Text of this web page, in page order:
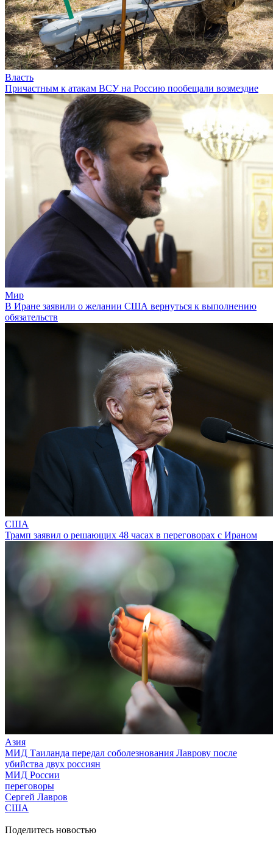
Власть
Причастным к атакам ВСУ на Россию пообещали возмездие
Мир
В Иране заявили о желании США вернуться к выполнению
обязательств
США
Трамп заявил о решающих 48 часах в переговорах с Ираном
Азия
МИД Таиланда передал соболезнования Лаврову после
убийства двух россиян
МИД России
переговоры
Сергей Лавров
США
Поделитесь новостью